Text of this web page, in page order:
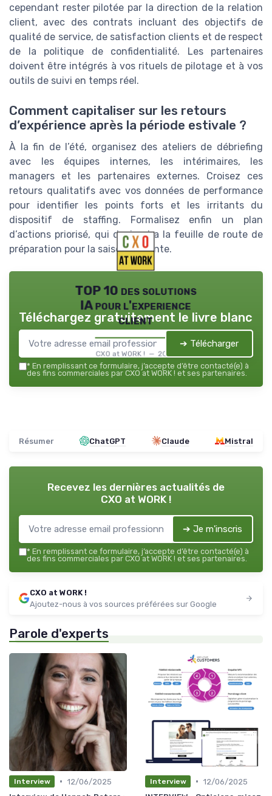
cependant rester pilotée par la direction de la relation
client, avec des contrats incluant des objectifs de
qualité de service, de satisfaction clients et de respect
de la politique de confidentialité. Les partenaires
doivent être intégrés à vos rituels de pilotage et à vos
outils de suivi en temps réel.
Comment capitaliser sur les retours
d’expérience après la période estivale ?
À la fin de l’été, organisez des ateliers de débriefing
avec les équipes internes, les intérimaires, les
managers et les partenaires externes. Croisez ces
retours qualitatifs avec vos données de performance
pour identifier les points forts et les irritants du
dispositif de staffing. Formalisez enfin un plan
d’actions priorisé, qui deviendra la feuille de route de
préparation pour la saison suivante.
TOP 10 des solutions
IA pour l'experience
client
CXO at WORK ! — 2026
Téléchargez gratuitement le livre blanc
➔ Télécharger
* En remplissant ce formulaire, j’accepte d’être contacté(e) à
des fins commerciales par CXO at WORK ! et ses partenaires.
Résumer ChatGPT Claude Mistral
Recevez les dernières actualités de
CXO at WORK !
➔ Je m'inscris
* En remplissant ce formulaire, j’accepte d’être contacté(e) à
des fins commerciales par CXO at WORK ! et ses partenaires.
CXO at WORK !
Ajoutez-nous à vos sources préférées sur Google
Parole d'experts
Interview • 12/06/2025
Interview • 12/06/2025